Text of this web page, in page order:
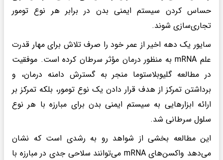
حساس کردن سیستم ایمنی بدن در برابر هر نوع تومور
تجاری‌سازی شوند.
سایور یک دهه اخیر از عمر خود را صرف تلاش برای مهار قدرت
علم mRNA به منظور درمان مؤثر سرطان کرده است. موفقیت
در مطالعه گلیوبلاستوما منجر به گسترش دامنه درمان، و
برداشتن تمرکز از هدف قرار دادن یک نوع تومور، بلکه تمرکز بر
ارائه ابزارهایی به سیستم ایمنی بدن برای مبارزه با هر نوع
سلول سرطانی شد.
این مطالعه بخشی از شواهد رو به رشدی است که نشان
می‌دهد واکسن‌های mRNA می‌توانند سلاحی جدی در مبارزه با